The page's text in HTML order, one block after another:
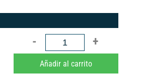
DESCARGADOR
CISTERNA
DOBLE
Añadir al carrito